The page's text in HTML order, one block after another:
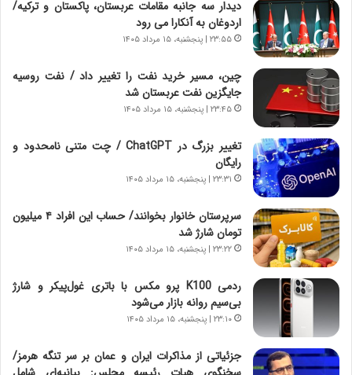
ا
ر
ی
خ
ا
ی
ر
ا
ن
،
ه
چ
گ
ا
ه
ج
ا
ی
ن
ج
ن
دیدار سه جانبه مقامات عربستان، پاکستان و ترکیه/
اردوغان به آنکارا می رود
۲۳:۵۵ | پنجشنبه، ۱۵ مرداد ۱۴۰۵
چین، مسیر خرید نفت را تغییر داد / نفت روسیه
جایگزین نفت عربستان شد
۲۳:۴۵ | پنجشنبه، ۱۵ مرداد ۱۴۰۵
تغییر بزرگ در ChatGPT / چت متنی نامحدود و
رایگان
۲۳:۳۱ | پنجشنبه، ۱۵ مرداد ۱۴۰۵
سرپرستان خانوار بخوانند/ حساب این افراد ۴ میلیون
تومان شارژ شد
۲۳:۲۲ | پنجشنبه، ۱۵ مرداد ۱۴۰۵
ردمی K100 پرو مکس با باتری غول‌پیکر و شارژ
بی‌سیم روانه بازار می‌شود
۲۳:۱۰ | پنجشنبه، ۱۵ مرداد ۱۴۰۵
جزئیاتی از مذاکرات ایران و عمان بر سر تنگه هرمز/